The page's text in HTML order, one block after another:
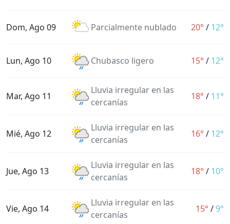
Dom, Ago 09 Parcialmente nublado 20° / 12°
Lun, Ago 10 Chubasco ligero 15° / 12°
Mar, Ago 11
Lluvia irregular en las
cercanías
18° / 11°
Mié, Ago 12
Lluvia irregular en las
cercanías
16° / 12°
Jue, Ago 13
Lluvia irregular en las
cercanías
18° / 10°
Vie, Ago 14
Lluvia irregular en las
cercanías
15° /9°